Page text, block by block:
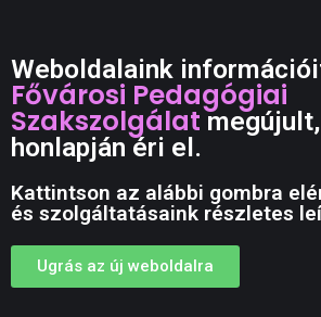
Weboldalaink
Fővárosi Pedagógiai
Szakszolgálat
honlapján éri el.
Kattintson az alábbi gombra
és szolgáltatásaink részletes
Ugrás az új weboldalra